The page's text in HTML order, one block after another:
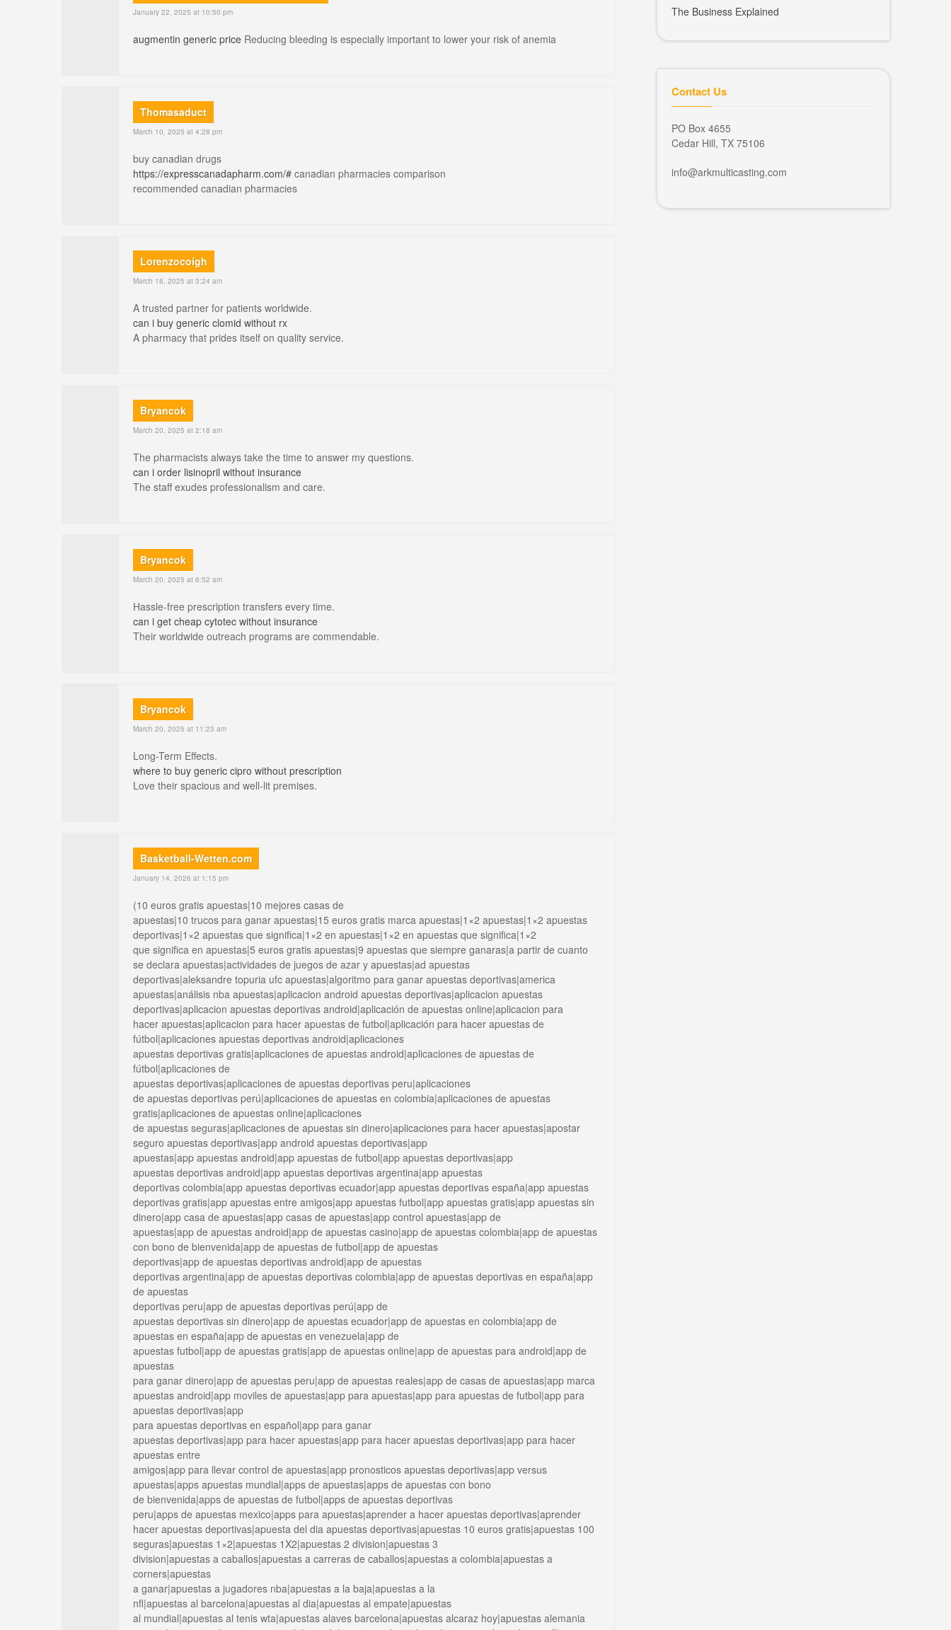
January 22, 2025 at 10:50 pm
augmentin generic price Reducing bleeding is especially important to lower your risk of anemia
Thomasaduct
March 10, 2025 at 4:28 pm
buy canadian drugs
https://expresscanadapharm.com/# canadian pharmacies comparison
recommended canadian pharmacies
Lorenzocoigh
March 18, 2025 at 3:24 am
A trusted partner for patients worldwide.
can i buy generic clomid without rx
A pharmacy that prides itself on quality service.
Bryancok
March 20, 2025 at 2:18 am
The pharmacists always take the time to answer my questions.
can i order lisinopril without insurance
The staff exudes professionalism and care.
Bryancok
March 20, 2025 at 6:52 am
Hassle-free prescription transfers every time.
can i get cheap cytotec without insurance
Their worldwide outreach programs are commendable.
Bryancok
March 20, 2025 at 11:23 am
Long-Term Effects.
where to buy generic cipro without prescription
Love their spacious and well-lit premises.
Basketball-Wetten.com
January 14, 2026 at 1:15 pm
(10 euros gratis apuestas|10 mejores casas de
apuestas|10 trucos para ganar apuestas|15 euros gratis marca apuestas|1×2 apuestas|1×2 apuestas
deportivas|1×2 apuestas que significa|1×2 en apuestas|1×2 en apuestas que significa|1×2
que significa en apuestas|5 euros gratis apuestas|9 apuestas que siempre ganaras|a partir de cuanto
se declara apuestas|actividades de juegos de azar y apuestas|ad apuestas
deportivas|aleksandre topuria ufc apuestas|algoritmo para ganar apuestas deportivas|america
apuestas|análisis nba apuestas|aplicacion android apuestas deportivas|aplicacion apuestas
deportivas|aplicacion apuestas deportivas android|aplicación de apuestas online|aplicacion para
hacer apuestas|aplicacion para hacer apuestas de futbol|aplicación para hacer apuestas de
fútbol|aplicaciones apuestas deportivas android|aplicaciones
apuestas deportivas gratis|aplicaciones de apuestas android|aplicaciones de apuestas de
fútbol|aplicaciones de
apuestas deportivas|aplicaciones de apuestas deportivas peru|aplicaciones
de apuestas deportivas perú|aplicaciones de apuestas en colombia|aplicaciones de apuestas
gratis|aplicaciones de apuestas online|aplicaciones
de apuestas seguras|aplicaciones de apuestas sin dinero|aplicaciones para hacer apuestas|apostar
seguro apuestas deportivas|app android apuestas deportivas|app
apuestas|app apuestas android|app apuestas de futbol|app apuestas deportivas|app
apuestas deportivas android|app apuestas deportivas argentina|app apuestas
deportivas colombia|app apuestas deportivas ecuador|app apuestas deportivas españa|app apuestas
deportivas gratis|app apuestas entre amigos|app apuestas futbol|app apuestas gratis|app apuestas sin
dinero|app casa de apuestas|app casas de apuestas|app control apuestas|app de
apuestas|app de apuestas android|app de apuestas casino|app de apuestas colombia|app de apuestas
con bono de bienvenida|app de apuestas de futbol|app de apuestas
deportivas|app de apuestas deportivas android|app de apuestas
deportivas argentina|app de apuestas deportivas colombia|app de apuestas deportivas en españa|app
de apuestas
deportivas peru|app de apuestas deportivas perú|app de
apuestas deportivas sin dinero|app de apuestas ecuador|app de apuestas en colombia|app de
apuestas en españa|app de apuestas en venezuela|app de
apuestas futbol|app de apuestas gratis|app de apuestas online|app de apuestas para android|app de
apuestas
para ganar dinero|app de apuestas peru|app de apuestas reales|app de casas de apuestas|app marca
apuestas android|app moviles de apuestas|app para apuestas|app para apuestas de futbol|app para
apuestas deportivas|app
para apuestas deportivas en español|app para ganar
apuestas deportivas|app para hacer apuestas|app para hacer apuestas deportivas|app para hacer
apuestas entre
amigos|app para llevar control de apuestas|app pronosticos apuestas deportivas|app versus
apuestas|apps apuestas mundial|apps de apuestas|apps de apuestas con bono
de bienvenida|apps de apuestas de futbol|apps de apuestas deportivas
peru|apps de apuestas mexico|apps para apuestas|aprender a hacer apuestas deportivas|aprender
hacer apuestas deportivas|apuesta del dia apuestas deportivas|apuestas 10 euros gratis|apuestas 100
seguras|apuestas 1×2|apuestas 1X2|apuestas 2 division|apuestas 3
division|apuestas a caballos|apuestas a carreras de caballos|apuestas a colombia|apuestas a
corners|apuestas
a ganar|apuestas a jugadores nba|apuestas a la baja|apuestas a la
nfl|apuestas al barcelona|apuestas al dia|apuestas al empate|apuestas
al mundial|apuestas al tenis wta|apuestas alaves barcelona|apuestas alcaraz hoy|apuestas alemania
The Business Explained
Contact Us
PO Box 4655
Cedar Hill, TX 75106
info@arkmulticasting.com